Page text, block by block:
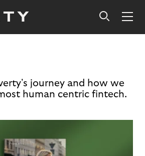
journey and how we
human centric fintech.